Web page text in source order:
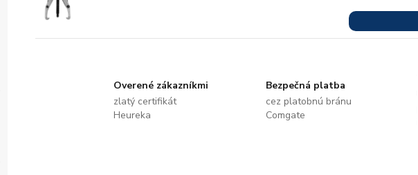
Overené zákazníkmi
zlatý certifikát
Heureka
Bezpečná platba
cez platobnú bránu
Comgate